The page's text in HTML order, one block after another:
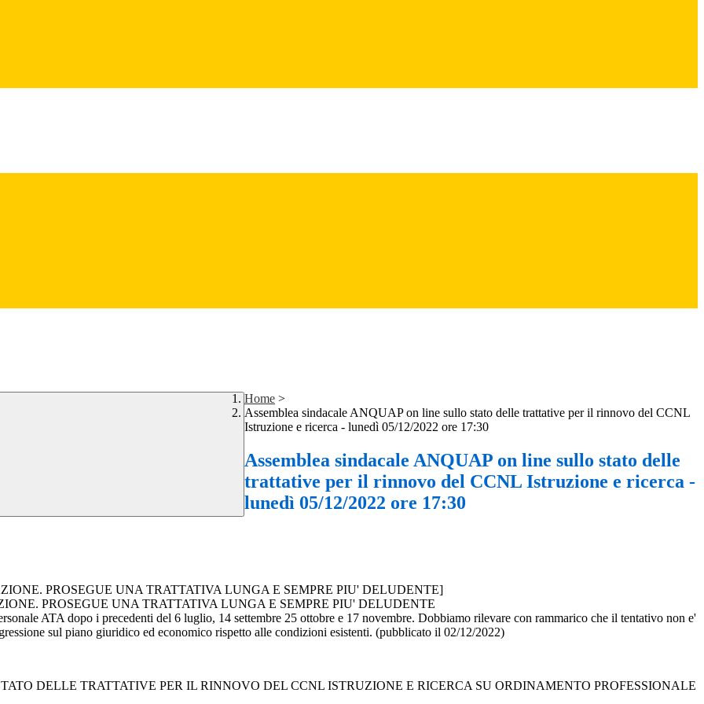
Home >
Assemblea sindacale ANQUAP on line sullo stato delle trattative per il rinnovo del CCNL
Istruzione e ricerca - lunedì 05/12/2022 ore 17:30
Assemblea sindacale ANQUAP on line sullo stato delle
trattative per il rinnovo del CCNL Istruzione e ricerca -
lunedì 05/12/2022 ore 17:30
PROSEGUE UNA TRATTATIVA LUNGA E SEMPRE PIU' DELUDENTE]
PROSEGUE UNA TRATTATIVA LUNGA E SEMPRE PIU' DELUDENTE
ATA dopo i precedenti del 6 luglio, 14 settembre 25 ottobre e 17 novembre. Dobbiamo rilevare con rammarico che il tentativo non e'
sul piano giuridico ed economico rispetto alle condizioni esistenti. (pubblicato il 02/12/2022)
DELLE TRATTATIVE PER IL RINNOVO DEL CCNL ISTRUZIONE E RICERCA SU ORDINAMENTO PROFESSIONALE